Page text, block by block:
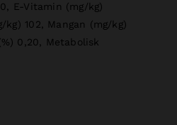
E-Vitamin (mg/kg)
102, Mangan (mg/kg)
0,20, Metabolisk